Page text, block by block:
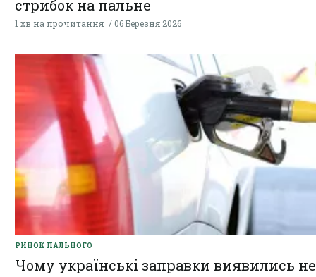
стрибок на пальне
1 хв на прочитання 06 Березня 2026
РИНОК ПАЛЬНОГО
Чому українські заправки виявились не